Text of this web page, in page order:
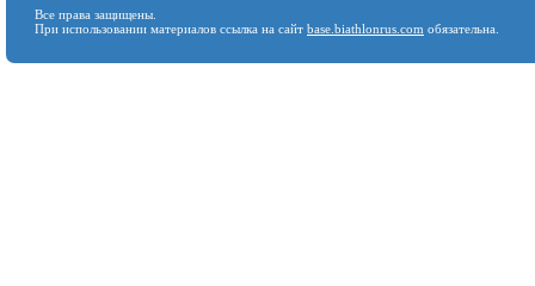
Все права защищены.
При использовании материалов ссылка на сайт base.biathlonrus.com обязательна.